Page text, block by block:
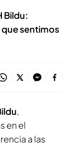
Bildu:
sentimos
,
en el
a las